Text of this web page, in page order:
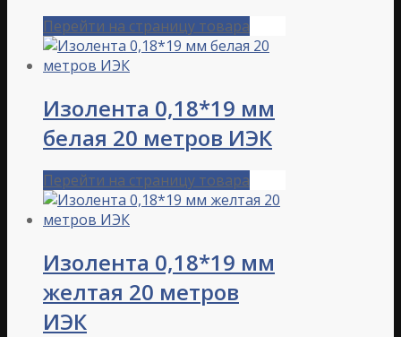
Перейти на страницу товара
Изолента 0,18*19 мм
белая 20 метров ИЭК
Перейти на страницу товара
Изолента 0,18*19 мм
желтая 20 метров
ИЭК